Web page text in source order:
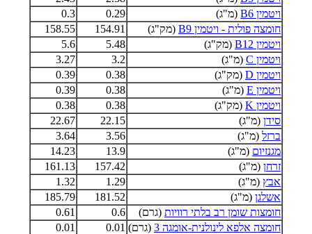
ויטמין B6
(מ"ג) 0.29
0.3
חומצה פולית - ויטמין B9
(מק"ג) 154.91
158.55
ויטמין B12
(מק"ג) 5.48
5.6
ויטמין C
(מ"ג) 3.2
3.27
ויטמין D
(מק"ג) 0.38
0.39
ויטמין E
(מ"ג) 0.38
0.39
ויטמין K
(מק"ג) 0.38
0.38
סידן (מ"ג) 22.15
22.67
ברזל (מ"ג) 3.56
3.64
מגנזיום (מ"ג) 13.9
14.23
זרחן (מ"ג) 157.42
161.13
אבץ (מ"ג) 1.29
1.32
אשלגן (מ"ג) 181.52
185.79
חומצות שומן רב בלתי רוויות (גרם) 0.6
0.61
חומצה אלפא לינולנית-אומגה 3
(גרם) 0.01
0.01